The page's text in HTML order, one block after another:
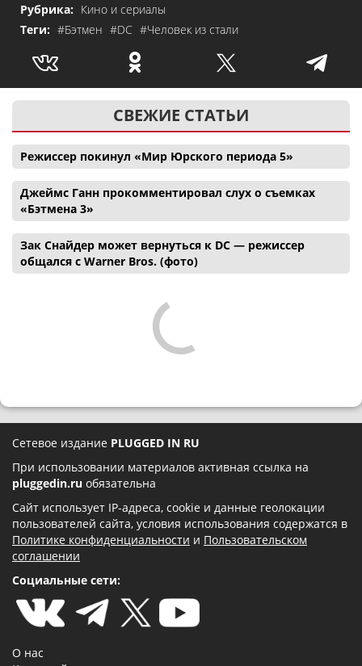
Рубрика: Кино и сериалы
Теги: #Бэтмен #DC #Человек из стали
СВЕЖИЕ СТАТЬИ
Режиссер покинул «Мир Юрского периода 5»
Джеймс Ганн прокомментировал слух о съемках
«Бэтмена 3»
Зак Снайдер может вернуться к DC — режиссер
общался с Warner Bros. (фото)
Сетевое издание PLUGGED IN RU
При использовании материалов активная ссылка на
pluggedin.ru обязательна
Сайт использует IP-адреса, cookie и данные геолокации
пользователей сайта, условия использования содержатся в
Политике конфиденциальности и Пользовательском
соглашении
Социальные сети:
О нас